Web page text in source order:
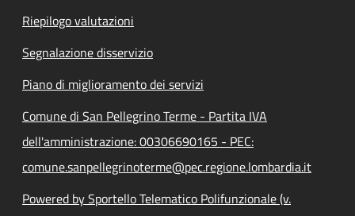
Riepilogo valutazioni
Segnalazione disservizio
Piano di miglioramento dei servizi
Comune di San Pellegrino Terme - Partita IVA
dell'amministrazione: 00306690165 - PEC:
comune.sanpellegrinoterme@pec.regione.lombardia.it
Powered by Sportello Telematico Polifunzionale (v.